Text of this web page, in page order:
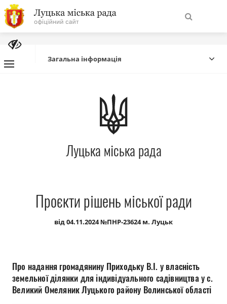
На
головну
Про місто
Міська влада
Міська рада
Публічна інформація
Документи
Загальна інформація
Луцька міська рада
Проєкти рішень міської ради
від 04.11.2024 №ПНР-23624 м. Луцьк
Про надання громадянину Приходьку В.І. у власність
земельної ділянки для індивідуального садівництва у с.
Великий Омеляник Луцького району Волинської області